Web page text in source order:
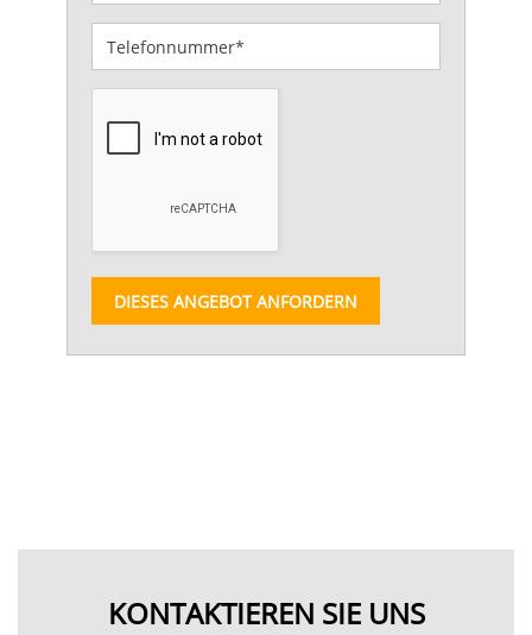
DIESES ANGEBOT ANFORDERN
KONTAKTIEREN SIE UNS